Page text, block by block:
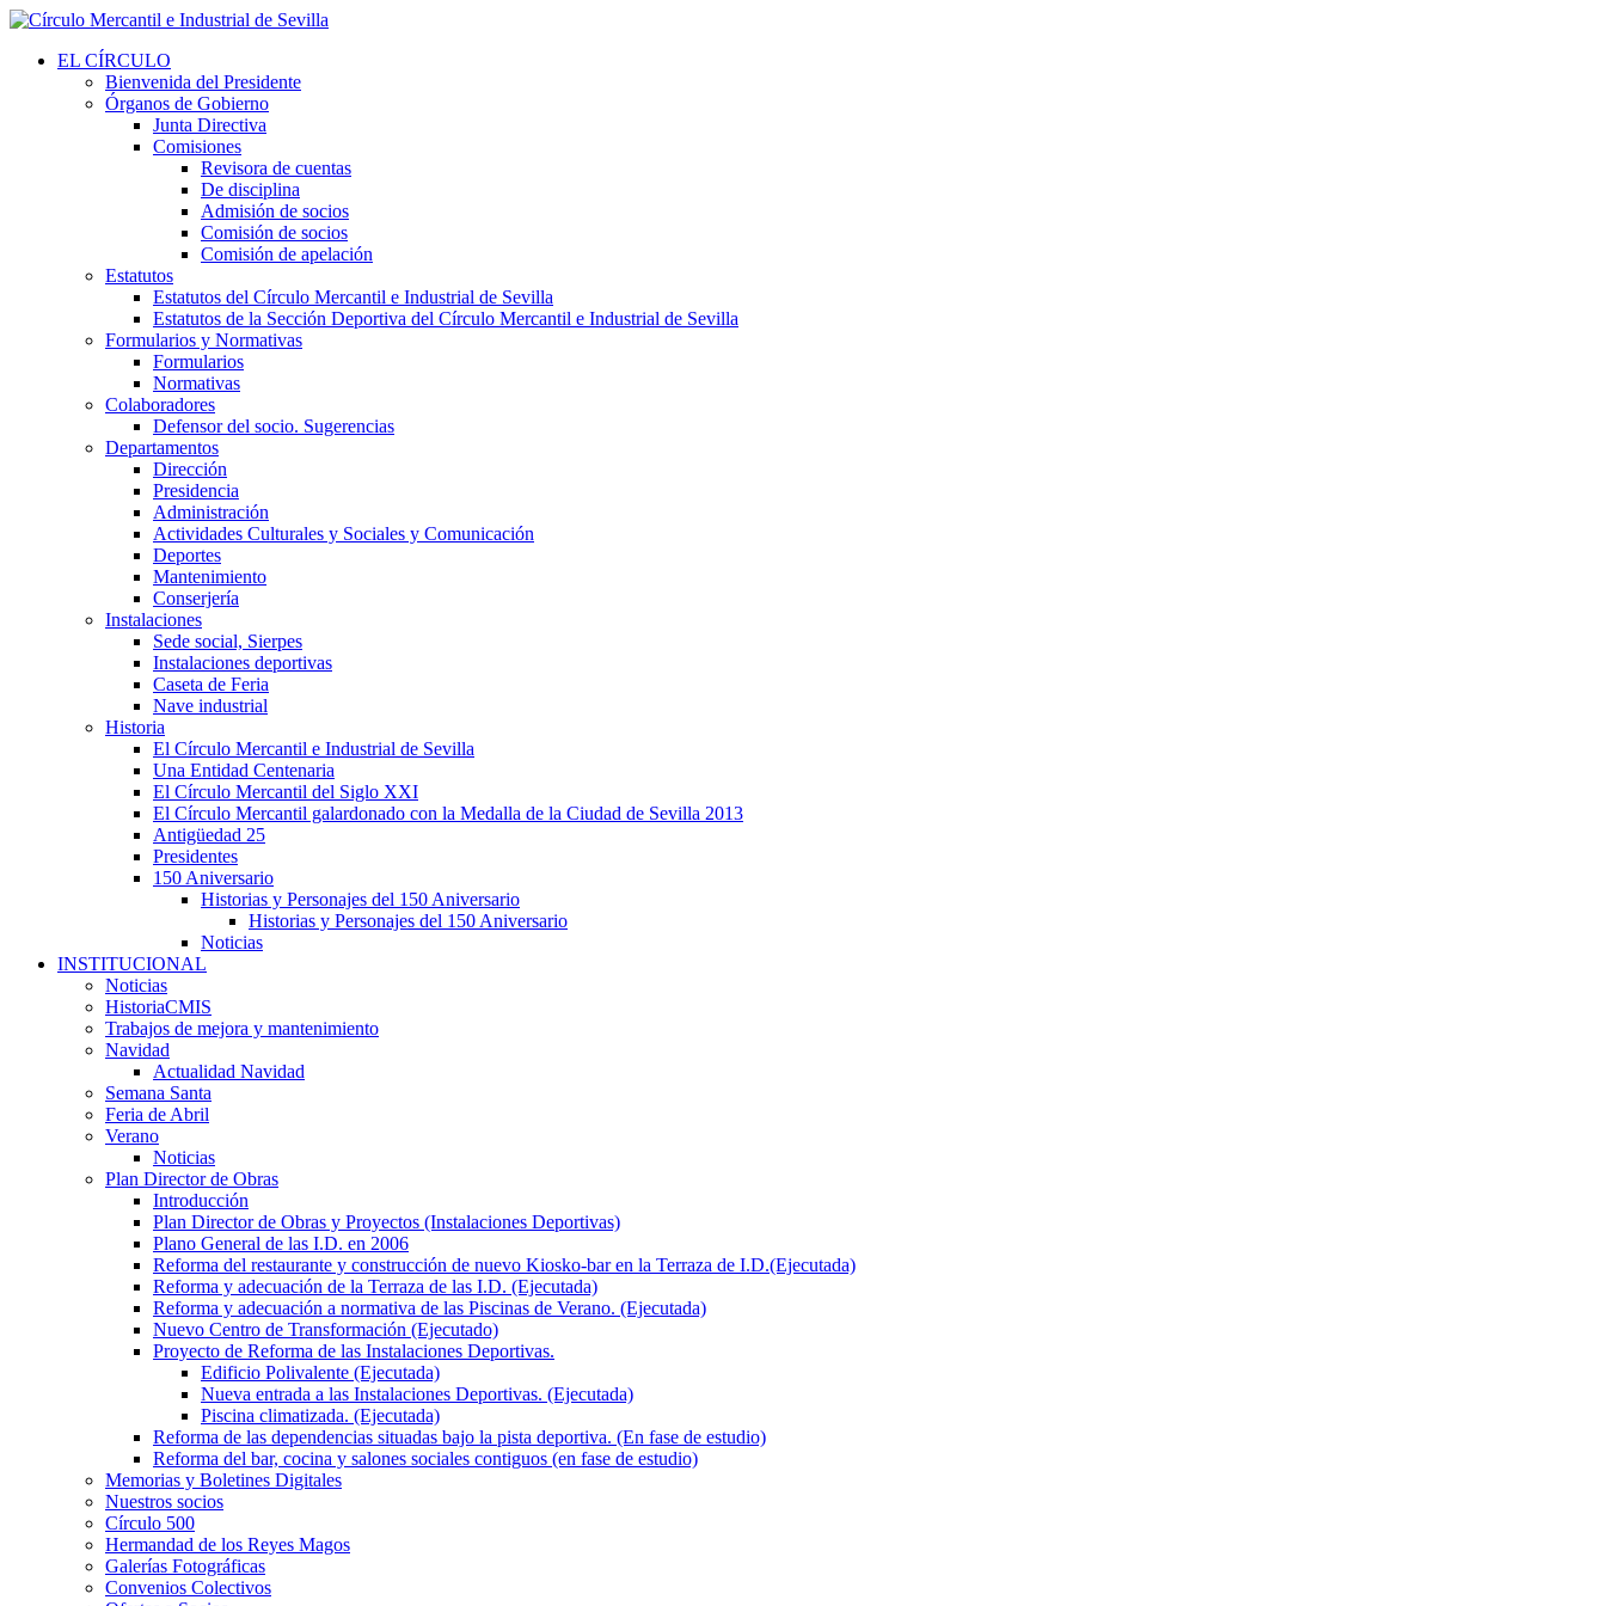
EL CÍRCULO
Bienvenida del Presidente
Órganos de Gobierno
Junta Directiva
Comisiones
Revisora de cuentas
De disciplina
Admisión de socios
Comisión de socios
Comisión de apelación
Estatutos
Estatutos del Círculo Mercantil e Industrial de Sevilla
Estatutos de la Sección Deportiva del Círculo Mercantil e Industrial de Sevilla
Formularios y Normativas
Formularios
Normativas
Colaboradores
Defensor del socio. Sugerencias
Departamentos
Dirección
Presidencia
Administración
Actividades Culturales y Sociales y Comunicación
Deportes
Mantenimiento
Conserjería
Instalaciones
Sede social, Sierpes
Instalaciones deportivas
Caseta de Feria
Nave industrial
Historia
El Círculo Mercantil e Industrial de Sevilla
Una Entidad Centenaria
El Círculo Mercantil del Siglo XXI
El Círculo Mercantil galardonado con la Medalla de la Ciudad de Sevilla 2013
Antigüedad 25
Presidentes
150 Aniversario
Historias y Personajes del 150 Aniversario
Historias y Personajes del 150 Aniversario
Noticias
INSTITUCIONAL
Noticias
HistoriaCMIS
Trabajos de mejora y mantenimiento
Navidad
Actualidad Navidad
Semana Santa
Feria de Abril
Verano
Noticias
Plan Director de Obras
Introducción
Plan Director de Obras y Proyectos (Instalaciones Deportivas)
Plano General de las I.D. en 2006
Reforma del restaurante y construcción de nuevo Kiosko-bar en la Terraza de I.D.(Ejecutada)
Reforma y adecuación de la Terraza de las I.D. (Ejecutada)
Reforma y adecuación a normativa de las Piscinas de Verano. (Ejecutada)
Nuevo Centro de Transformación (Ejecutado)
Proyecto de Reforma de las Instalaciones Deportivas.
Edificio Polivalente (Ejecutada)
Nueva entrada a las Instalaciones Deportivas. (Ejecutada)
Piscina climatizada. (Ejecutada)
Reforma de las dependencias situadas bajo la pista deportiva. (En fase de estudio)
Reforma del bar, cocina y salones sociales contiguos (en fase de estudio)
Memorias y Boletines Digitales
Nuestros socios
Círculo 500
Hermandad de los Reyes Magos
Galerías Fotográficas
Convenios Colectivos